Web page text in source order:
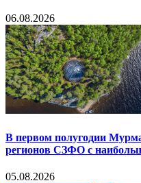
06.08.2026
В первом полугодии
регионов СЗФО с
05.08.2026